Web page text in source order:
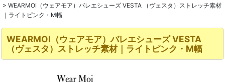
> WEARMOI（ウェアモア）バレエシューズ VESTA （ヴェスタ）ストレッチ素材
｜ライトピンク・M幅
WEARMOI（ウェアモア）バレエシューズ VESTA
（ヴェスタ）ストレッチ素材｜ライトピンク・M幅